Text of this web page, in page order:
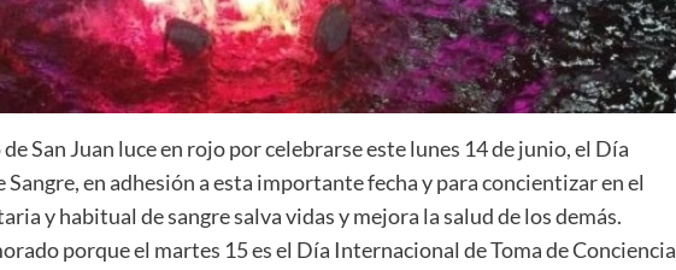
San Juan luce en rojo por celebrarse este lunes 14 de junio, el Día
en adhesión a esta importante fecha y para concientizar en el
y habitual de sangre salva vidas y mejora la salud de los demás.
porque el martes 15 es el Día Internacional de Toma de Conciencia